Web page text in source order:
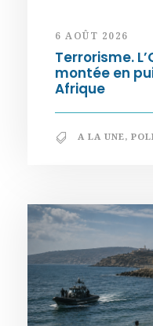
6 AOÛT 2026
Terrorisme.
montée en
Afrique
A LA UNE,